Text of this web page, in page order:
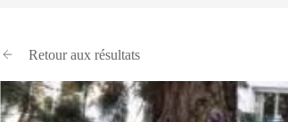
Retour aux résultats